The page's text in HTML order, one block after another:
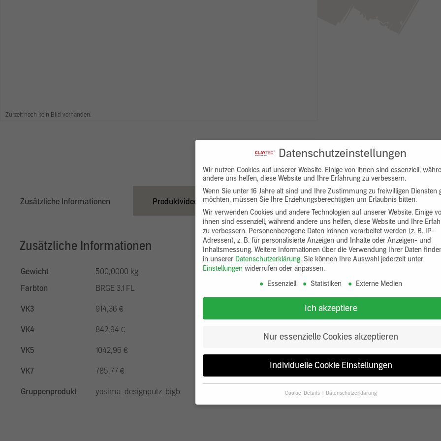
Zurzeit noch kein Bild vorhanden.
Zusätzliche Informationen Produktvideo Downloads Produktbeschreibung
Zusätzliche Informationen
Gewicht
500,0000 kg
Farbton
BRGE 3.1 FL
VK3 914,36 €
VK4 842,94 €
VK5 1042,96 €
VK7 785,77 €
Gruppenprodukt yosima_designputz_bigb
Datenschutzeinstellungen
Wir nutzen Cookies auf unserer Website. Einige von ihnen sind essenziell,
andere uns helfen, diese Website und Ihre Erfahrung zu verbessern.
Wenn Sie unter 16 Jahre alt sind und Ihre Zustimmung zu freiwilligen Diensten
möchten, müssen Sie Ihre Erziehungsberechtigten um Erlaubnis bitten.
Wir verwenden Cookies und andere Technologien auf unserer Website. Einige
ihnen sind essenziell, während andere uns helfen, diese Website und Ihre
zu verbessern. Personenbezogene Daten können verarbeitet werden (z. B. IP-
Adressen), z. B. für personalisierte Anzeigen und Inhalte oder Anzeigen- und
Inhaltsmessung. Weitere Informationen über die Verwendung Ihrer Daten
in unserer Datenschutzerklärung. Sie können Ihre Auswahl jederzeit unter
Einstellungen widerrufen oder anpassen.
Essenziell
Statistiken Externe Medien
Ich akzeptiere
Nur essenzielle Cookies akzeptieren
Individuelle Cookie Einstellungen
Cookie-Details Datenschutzerklärung
Datenschutzeinstellungen